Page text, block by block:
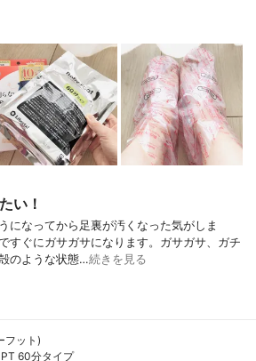
い！
になってから足裏が汚くなった気がしま
すぐにガサガサになります。ガサガサ、ガチ
のような状態…続きを見る
フット)
60分タイプ